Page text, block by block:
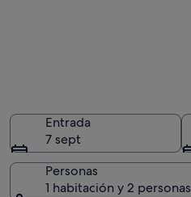
Entrada
7 sept
Personas
1 habitación y 2 personas